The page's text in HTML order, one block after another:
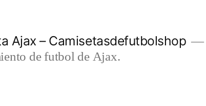
Ajax – Camisetasdefutbolshop
de futbol de Ajax.